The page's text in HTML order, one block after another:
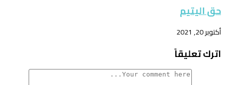
حق اليتيم
أكتوبر 20, 2021
اترك تعليقاً